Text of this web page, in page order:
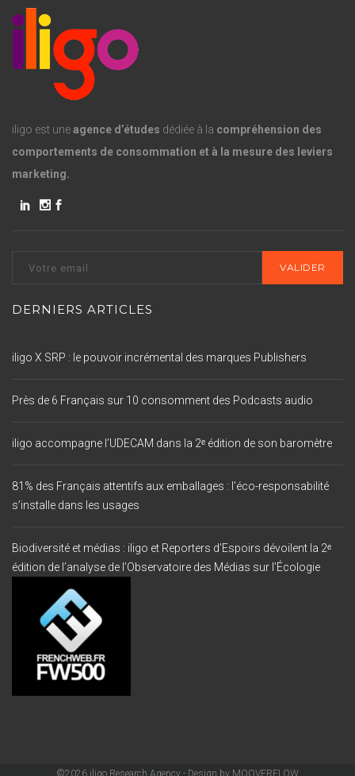
iligo est uneagence d’études dédiée à la compréhension des
comportements de consommation et à la mesure des leviers
marketing.
DERNIERS ARTICLES
iligo X SRP : le pouvoir incrémental des marques Publishers
Près de 6 Français sur 10 consomment des Podcasts audio
iligo accompagne l’UDECAM dans la 2ᵉ édition de son baromètre
81% des Français attentifs aux emballages : l’éco-responsabilité
s’installe dans les usages
Biodiversité et médias : iligo et Reporters d’Espoirs dévoilent la 2ᵉ
édition de l’analyse de l’Observatoire des Médias sur l’Écologie